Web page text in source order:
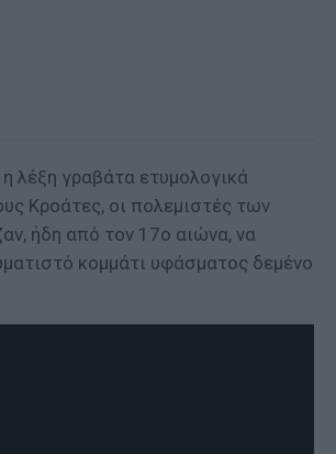
η λέξη γραβάτα ετυμολογικά
Κροάτες, οι πολεμιστές των
ήδη από τον 17ο αιώνα, να
κομμάτι υφάσματος δεμένο